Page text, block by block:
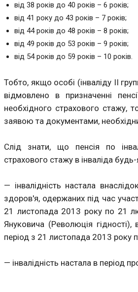
від 38 років до 40 років – 6 років;
від 41 року до 43 років – 7 років;
від 44 років до 48 років – 8 років;
від 49 років до 53 років – 9 років;
від 54 років до 59 років – 10 років.
Тобто, якщо особі (інваліду ІІ
відмовлено в призначенні
необхідного страхового стажу,
заявою та документами,
Слід знати, що пенсія по
страхового стажу в інваліда
— інвалідність настала
здоров'я, одержаних під час
21 листопада 2013 року по 21
Януковича (Революція
період з 21 листопада 2013 року
— інвалідність настала в період